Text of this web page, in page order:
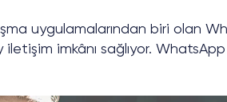
uygulamalarından biri olan
imkânı sağlıyor.